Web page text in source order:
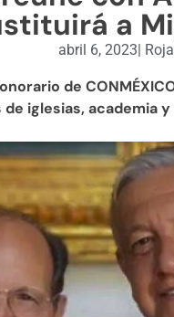
a
abril 6, 2023
de
iglesias, academia